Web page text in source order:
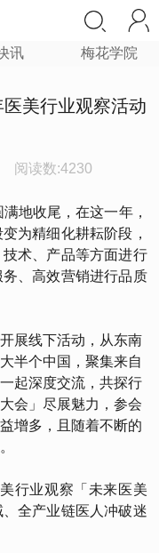
讯 梅花学院
美行业观察活动
阅读数:4230
地收尾，在这一年，
为精细化耕耘阶段，
术、产品等方面进行
、高效营销进行品质
展线下活动，从东南
半个中国，聚集来自
起深度交流，共探行
会」尽展魅力，参会
增多，且随着不断的
行业观察「未来医美
全产业链医人冲破迷